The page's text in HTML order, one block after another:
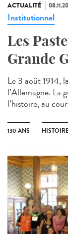
ACTUALITÉ
Institutionnel
Les
Grande
Le 3 août 1914,
l’Allemagne. La
l’histoire, au
130 ANS